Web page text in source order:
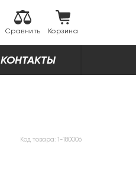
Сравнить Корзина
КОНТАКТЫ
Код товара: 1-180006